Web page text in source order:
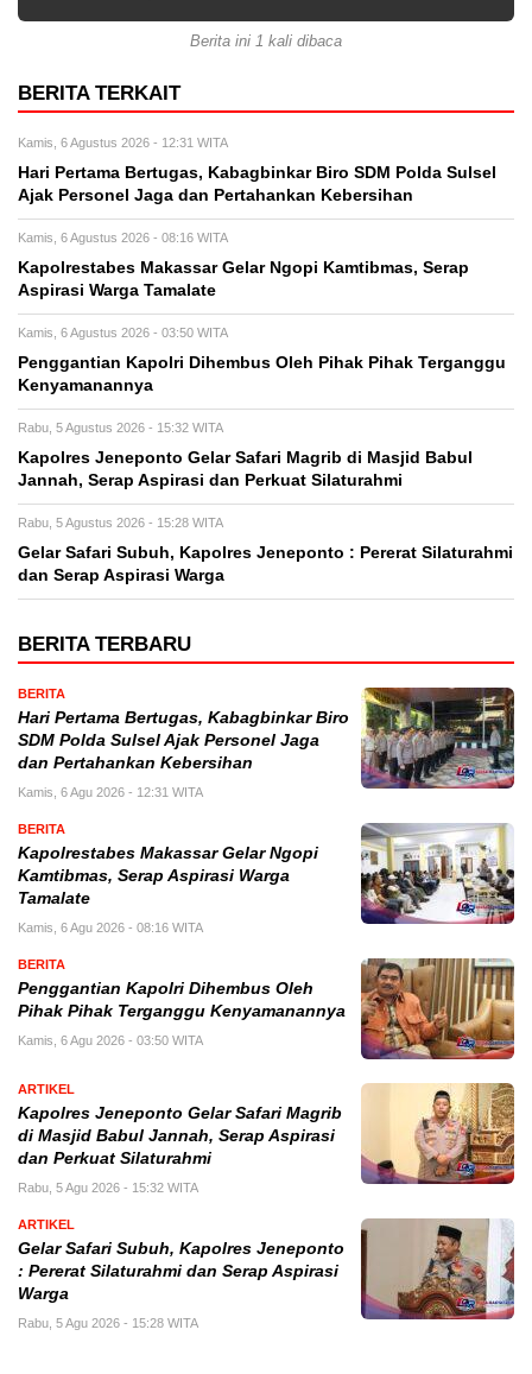
Berita ini 1 kali dibaca
BERITA TERKAIT
Kamis, 6 Agustus 2026 - 12:31 WITA
Hari Pertama Bertugas, Kabagbinkar Biro SDM Polda Sulsel
Ajak Personel Jaga dan Pertahankan Kebersihan
Kamis, 6 Agustus 2026 - 08:16 WITA
Kapolrestabes Makassar Gelar Ngopi Kamtibmas, Serap
Aspirasi Warga Tamalate
Kamis, 6 Agustus 2026 - 03:50 WITA
Penggantian Kapolri Dihembus Oleh Pihak Pihak Terganggu
Kenyamanannya
Rabu, 5 Agustus 2026 - 15:32 WITA
Kapolres Jeneponto Gelar Safari Magrib di Masjid Babul
Jannah, Serap Aspirasi dan Perkuat Silaturahmi
Rabu, 5 Agustus 2026 - 15:28 WITA
Gelar Safari Subuh, Kapolres Jeneponto : Pererat Silaturahmi
dan Serap Aspirasi Warga
BERITA TERBARU
BERITA
Hari Pertama Bertugas, Kabagbinkar Biro
SDM Polda Sulsel Ajak Personel Jaga
dan Pertahankan Kebersihan
Kamis, 6 Agu 2026 - 12:31 WITA
BERITA
Kapolrestabes Makassar Gelar Ngopi
Kamtibmas, Serap Aspirasi Warga
Tamalate
Kamis, 6 Agu 2026 - 08:16 WITA
BERITA
Penggantian Kapolri Dihembus Oleh
Pihak Pihak Terganggu Kenyamanannya
Kamis, 6 Agu 2026 - 03:50 WITA
ARTIKEL
Kapolres Jeneponto Gelar Safari Magrib
di Masjid Babul Jannah, Serap Aspirasi
dan Perkuat Silaturahmi
Rabu, 5 Agu 2026 - 15:32 WITA
ARTIKEL
Gelar Safari Subuh, Kapolres Jeneponto
: Pererat Silaturahmi dan Serap Aspirasi
Warga
Rabu, 5 Agu 2026 - 15:28 WITA